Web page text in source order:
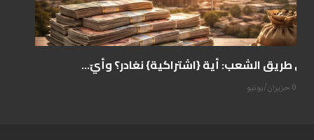
على طريق الشعب: أية {اشتراكية} نغادر؟ وأيّ...
07 حزيران/يونيو